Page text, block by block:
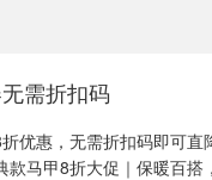
需折扣码
优惠，无需折扣码即可直
款马甲8折大促｜保暖百搭